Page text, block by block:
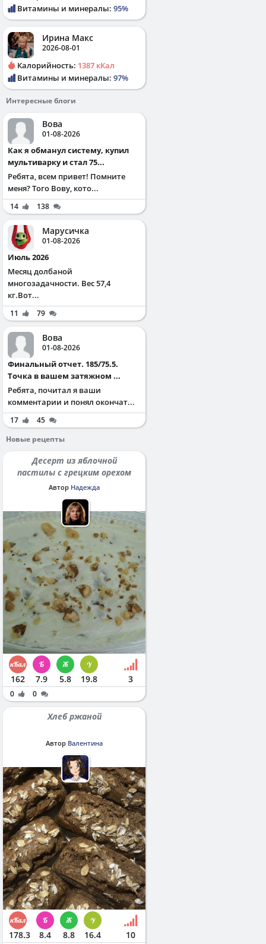
Витамины и минералы: 95%
Ирина Макс
2026-08-01
Калорийность: 1387 кКал
Витамины и минералы: 97%
Интересные блоги
Вова
01-08-2026
Как я обманул систему, купил
мультиварку и стал 75...
Ребята, всем привет! Помните
меня? Того Вову, кото...
14 138
Марусичка
01-08-2026
Июль 2026
Месяц долбаной
многозадачности. Вес 57,4
кг.Вот...
11 79
Вова
01-08-2026
Финальный отчет. 185/75.5.
Точка в вашем затяжном ...
Ребята, почитал я ваши
комментарии и понял окончат...
17
45
Новые рецепты
Десерт из яблочной
пастилы с грецким орехом
Автор Надежда
162 7.9 5.8 19.8 3
0 0
Хлеб ржаной
Автор Валентина
178.3 8.4 8.8 16.4 10